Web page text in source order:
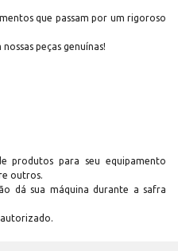
que passam por um rigoroso
peças genuínas!
produtos para seu equipamento
outros.
dá sua máquina durante a safra